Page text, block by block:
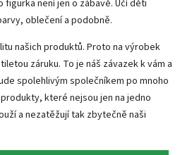
figurka není jen o zábavě. Učí děti
oblečení a podobně.
našich produktů. Proto na výrobek
záruku. To je náš závazek k vám a
spolehlivým společníkem po mnoho
které nejsou jen na jedno
a nezatěžují tak zbytečně naši